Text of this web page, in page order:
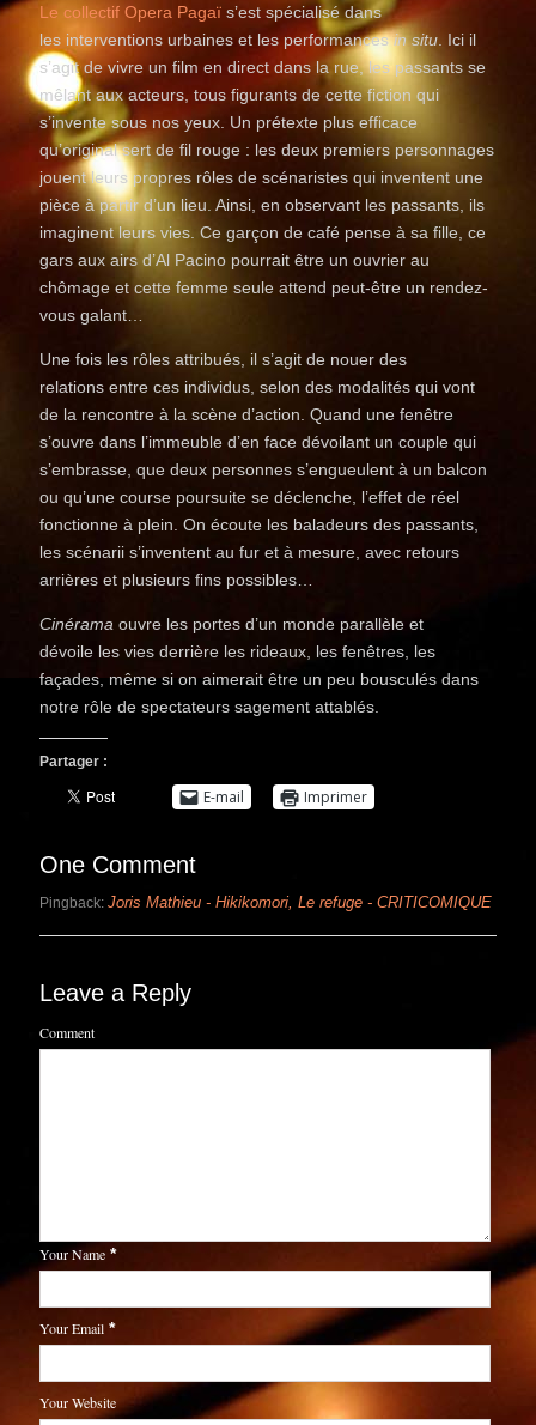
Le collectif Opera Pagaï s’est spécialisé dans
les interventions urbaines et les performancesin situ . Ici il
s’agit de vivre un film en direct dans la rue, les passants se
mêlant aux acteurs, tous figurants de cette fiction qui
s’invente sous nos yeux. Un prétexte plus efficace
qu’original sert de fil rouge : les deux premiers personnages
jouent leurs propres rôles de scénaristes qui inventent une
pièce à partir d’un lieu. Ainsi, en observant les passants, ils
imaginent leurs vies. Ce garçon de café pense à sa fille, ce
gars aux airs d’Al Pacino pourrait être un ouvrier au
chômage et cette femme seule attend peut-être un rendez-
vous galant…
Une fois les rôles attribués, il s’agit de nouer des
relations entre ces individus, selon des modalités qui vont
de la rencontre à la scène d’action. Quand une fenêtre
s’ouvre dans l’immeuble d’en face dévoilant un couple qui
s’embrasse, que deux personnes s’engueulent à un balcon
ou qu’une course poursuite se déclenche, l’effet de réel
fonctionne à plein. On écoute les baladeurs des passants,
les scénarii s’inventent au fur et à mesure, avec retours
arrières et plusieurs fins possibles…
Cinérama ouvre les portes d’un monde parallèle et
dévoile les vies derrière les rideaux, les fenêtres, les
façades, même si on aimerait être un peu bousculés dans
notre rôle de spectateurs sagement attablés.
Partager :
E-mail Imprimer
One Comment
Pingback:Joris Mathieu - Hikikomori, Le refuge - CRITICOMIQUE
Leave a Reply
Comment
Your Name *
Your Email *
Your Website